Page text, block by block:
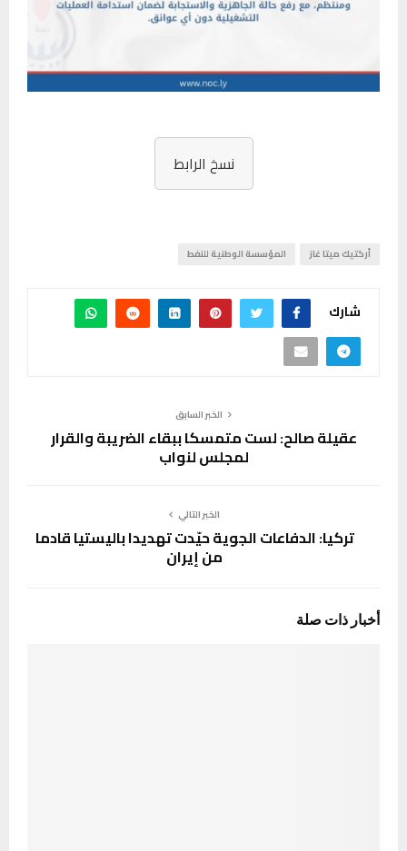
نسخ الرابط
أركتيك ميتا غاز المؤسسة الوطنية للنفط
شارك
الخبر السابق
عقيلة صالح: لست متمسكا ببقاء الضريبة والقرار
لمجلس لنواب
الخبر التالي
تركيا: الدفاعات الجوية حيّدت تهديدا باليستيا قادما
من إيران
أخبار ذات صلة